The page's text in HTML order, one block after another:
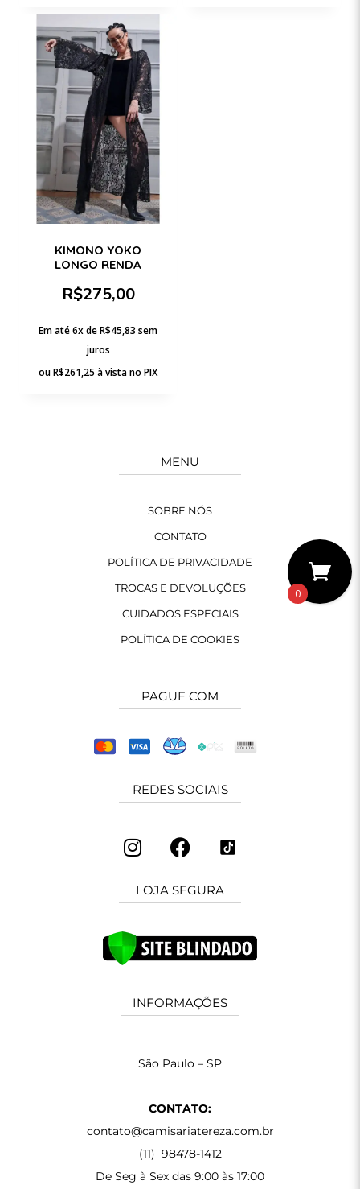
KIMONO YOKO
LONGO RENDA
R$275,00
Em até 6x deR$45,83 sem
juros
ouR$261,25 à vista no PIX
MENU
SOBRE NÓS
CONTATO
POLÍTICA DE PRIVACIDADE
TROCAS E DEVOLUÇÕES
CUIDADOS ESPECIAIS
POLÍTICA DE COOKIES
PAGUE COM
REDES SOCIAIS
LOJA SEGURA
INFORMAÇÕES
São Paulo – SP
CONTATO:
contato@camisariatereza.com.br
(11) 98478-1412
De Seg à Sex das 9:00 às 17:00
0